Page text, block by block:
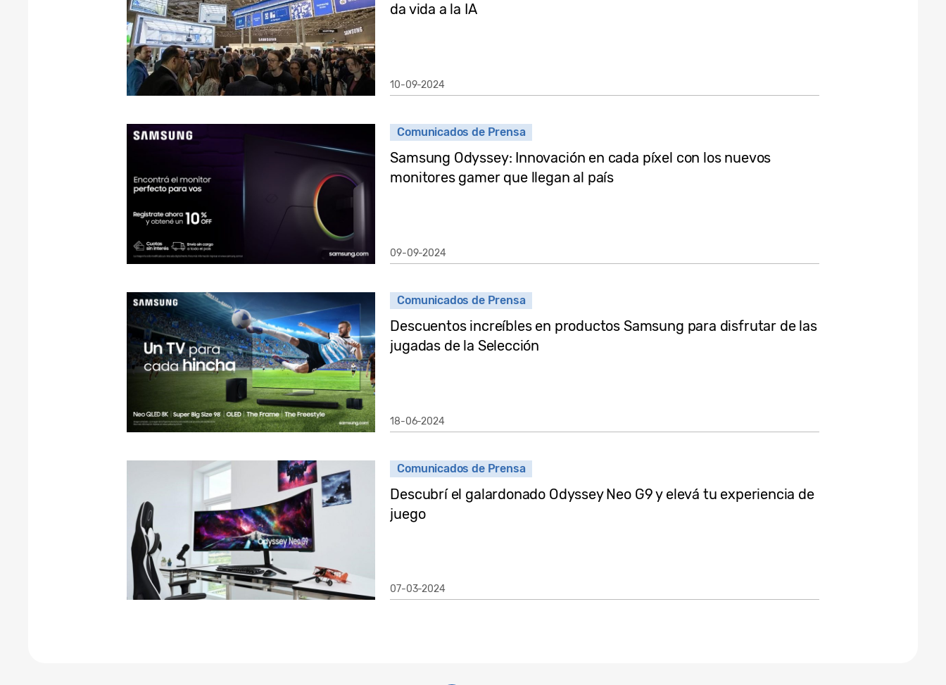
da vida a la IA
10-09-2024
Comunicados de Prensa
Samsung Odyssey: Innovación en cada píxel con los nuevos
monitores gamer que llegan al país
09-09-2024
Comunicados de Prensa
Descuentos increíbles en productos Samsung para disfrutar de las
jugadas de la Selección
18-06-2024
Comunicados de Prensa
Descubrí el galardonado Odyssey Neo G9 y elevá tu experiencia de
juego
07-03-2024